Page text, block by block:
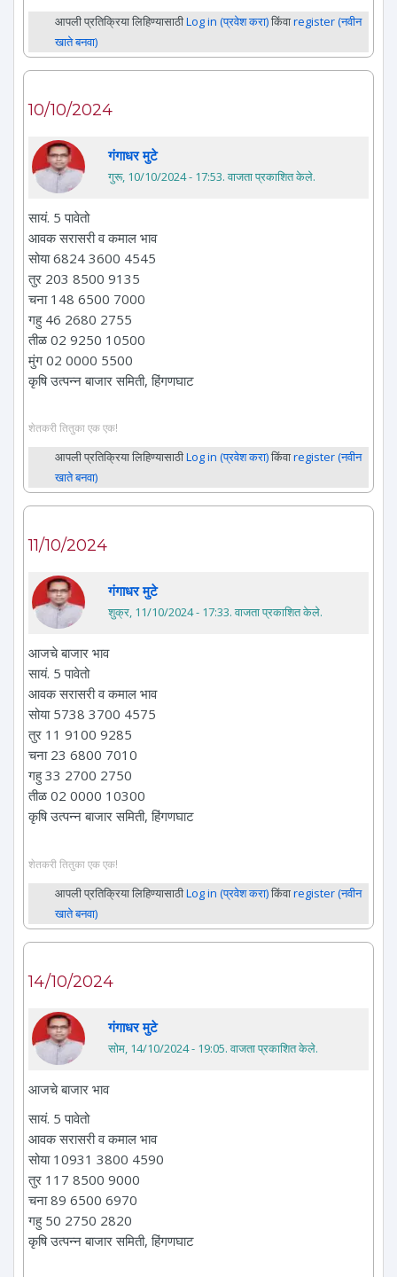
आपली प्रतिक्रिया लिहिण्यासाठीLog in (प्रवेश करा)किंवाregister (नवीन
खाते बनवा)
10/10/2024
गंगाधर मुटे
गुरू, 10/10/2024 - 17:53. वाजता प्रकाशित केले.
सायं. 5 पावेतो
आवक सरासरी व कमाल भाव
सोया 6824 3600 4545
तुर 203 8500 9135
चना 148 6500 7000
गहु 46 2680 2755
तीळ 02 9250 10500
मुंग 02 0000 5500
कृषि उत्पन्न बाजार समिती, हिंगणघाट
शेतकरी तितुका एक एक!
आपली प्रतिक्रिया लिहिण्यासाठीLog in (प्रवेश करा)किंवाregister (नवीन
खाते बनवा)
11/10/2024
गंगाधर मुटे
शुक्र, 11/10/2024 - 17:33. वाजता प्रकाशित केले.
आजचे बाजार भाव
सायं. 5 पावेतो
आवक सरासरी व कमाल भाव
सोया 5738 3700 4575
तुर 11 9100 9285
चना 23 6800 7010
गहु 33 2700 2750
तीळ 02 0000 10300
कृषि उत्पन्न बाजार समिती, हिंगणघाट
शेतकरी तितुका एक एक!
आपली प्रतिक्रिया लिहिण्यासाठीLog in (प्रवेश करा)किंवाregister (नवीन
खाते बनवा)
14/10/2024
गंगाधर मुटे
सोम, 14/10/2024 - 19:05. वाजता प्रकाशित केले.
आजचे बाजार भाव
सायं. 5 पावेतो
आवक सरासरी व कमाल भाव
सोया 10931 3800 4590
तुर 117 8500 9000
चना 89 6500 6970
गहु 50 2750 2820
कृषि उत्पन्न बाजार समिती, हिंगणघाट